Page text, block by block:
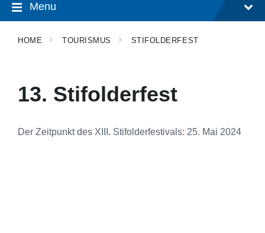
Menu
HOME TOURISMUS STIFOLDERFEST
13. Stifolderfest
Der Zeitpunkt des XIII. Stifolderfestivals: 25. Mai 2024